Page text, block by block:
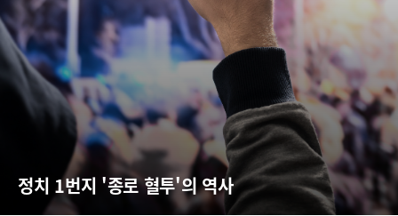
정치 1번지 '종로 혈투'의 역사